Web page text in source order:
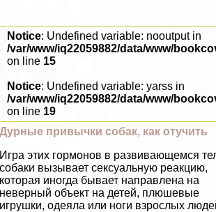
Notice: Undefined variable: nooutput in
/var/www/iq22059882/data/www/
on line 15
Notice: Undefined variable: yarss in
/var/www/iq22059882/data/www/
on line 19
Дурные привычки собак, как отучить
Игра этих гормонов в развивающемся
собаки вызывает ceкcуальную реакцию,
которая иногда бывает направлена на
неверный объект на детей, плюшевые
игрушки, одеяла или ноги взрослых